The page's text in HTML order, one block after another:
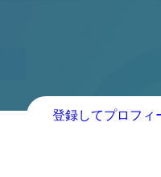
登録してプロフィ